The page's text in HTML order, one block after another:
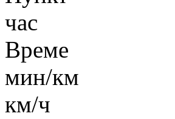
час
Време
мин/км
км/ч